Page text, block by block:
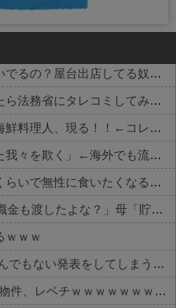
すれ違い
祭りって謎だよな、誰が神輿担いでるの？屋台出店してる奴らは誰の許可を得て商売してるの？
お前ら急げ！怪しい外人みつけたら法務省にタレコミしてみろ！意外と仕事するぞ？
【画像】タトゥーだらけの美人海鮮料理人、現る！！←コレはセクシー過ぎてワイらにブッ刺さりまくりw w w w w w w w w
【画像】「マスク美人さん、また我々を欺く」←海外でも流行りだした結果がこちらw w w w w w w
ごつ盛り焼きそばとかいう年１くらいで無性に食いたくなるやつｗｗｗｗｗｗｗｗ
年収1500万の父が退職。父「退職金も渡したよな？」母「貯金なんてないよー」父「全部なくなったの！？」→予想外の返事に家族騒然となり…
ｗｗｗ
【速報】 『有吉の夏休み』、とんでもない発表をしてしまう！！！！！
【画像】 北海道の1500万の中古物件、レベチｗｗｗｗｗｗｗｗｗｗｗｗｗｗｗｗｗｗｗｗ